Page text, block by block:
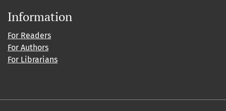
Information
For Readers
For Authors
For Librarians